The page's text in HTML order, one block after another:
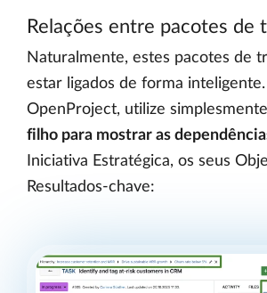
Relações entre pacotes de
Naturalmente, estes pacotes de
estar ligados de forma
OpenProject, utilize simplesmente
filho para mostrar as
Iniciativa Estratégica, os seus
Resultados-chave: